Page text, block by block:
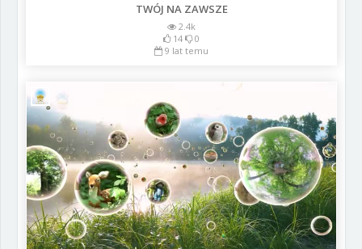
TWÓJ NA ZAWSZE
2.4k
14
0
9 lat temu